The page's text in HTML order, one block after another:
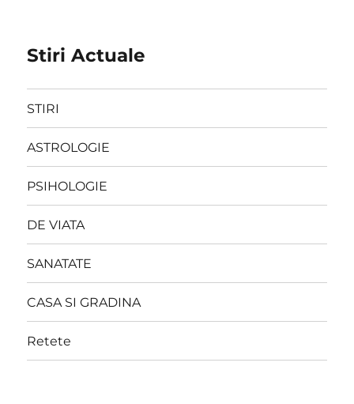
Stiri Actuale
STIRI
ASTROLOGIE
PSIHOLOGIE
DE VIATA
SANATATE
CASA SI GRADINA
Retete